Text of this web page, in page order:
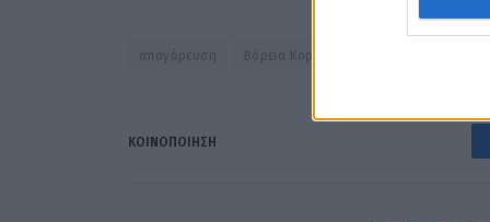
απαγόρευση Βόρεια Κορέα
ΚΟΙΝΟΠΟΊΗΣΗ